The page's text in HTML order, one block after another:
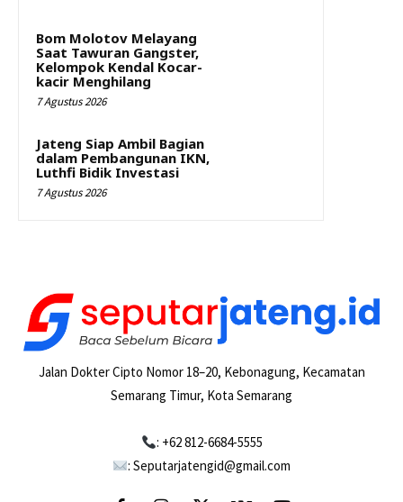
Bom Molotov Melayang
Saat Tawuran Gangster,
Kelompok Kendal Kocar-
kacir Menghilang
7 Agustus 2026
Jateng Siap Ambil Bagian
dalam Pembangunan IKN,
Luthfi Bidik Investasi
7 Agustus 2026
Jalan Dokter Cipto Nomor 18–20, Kebonagung, Kecamatan
Semarang Timur, Kota Semarang
: +62 812-6684-5555
: Seputarjatengid@gmail.com